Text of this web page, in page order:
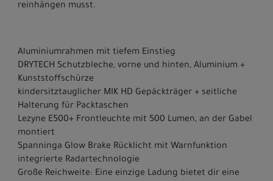
reinhängen musst.
Aluminiumrahmen mit tiefem Einstieg
DRYTECH Schutzbleche, vorne und hinten, Aluminium +
Kunststoffschürze
kindersitztauglicher MIK HD Gepäckträger + seitliche
Halterung für Packtaschen
Lezyne E500+ Frontleuchte mit 500 Lumen, an der Gabel
montiert
Spanninga Glow Brake Rücklicht mit Warnfunktion
integrierte Radartechnologie
Große Reichweite: Eine einzige Ladung bietet dir eine